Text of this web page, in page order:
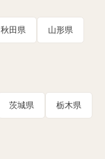
秋田県 山形県
茨城県 栃木県